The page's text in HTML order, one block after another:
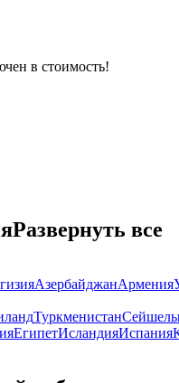
в стоимость!
Развернуть все
АзербайджанАрмения
Туркменистан
ЕгипетИсландияИспания